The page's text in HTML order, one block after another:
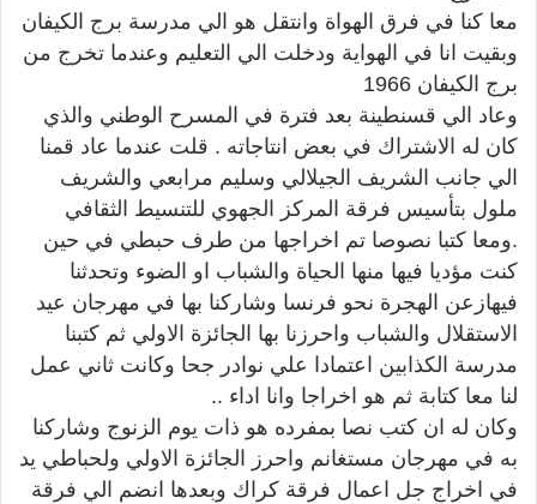
معا كنا في فرق الهواة وانتقل هو الي مدرسة برج الكيفان
وبقيت انا في الهواية ودخلت الي التعليم وعندما تخرج من
برج الكيفان 1966
وعاد الي قسنطينة بعد فترة في المسرح الوطني والذي
كان له الاشتراك في بعض انتاجاته . قلت عندما عاد قمنا
الي جانب الشريف الجيلالي وسليم مرابعي والشريف
ملول بتأسيس فرقة المركز الجهوي للتنسيط الثقافي
.ومعا كتبا نصوصا تم اخراجها من طرف حبطي في حين
كنت مؤديا فيها منها الحياة والشباب او الضوء وتحدثنا
فيهازعن الهجرة نحو فرنسا وشاركنا بها في مهرجان عيد
الاستقلال والشباب واحرزنا بها الجائزة الاولي ثم كتبنا
مدرسة الكذابين اعتمادا علي نوادر جحا وكانت ثاني عمل
لنا معا كتابة ثم هو اخراجا وانا اداء ..
وكان له ان كتب نصا بمفرده هو ذات يوم الزنوج وشاركنا
به في مهرجان مستغانم واحرز الجائزة الاولي ولحباطي يد
في اخراج جل اعمال فرقة كراك وبعدها انضم الي فرقة